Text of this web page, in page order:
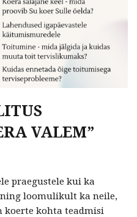
VALEM”
praegustele kui ka
loomulikult ka neile,
koerte kohta teadmisi